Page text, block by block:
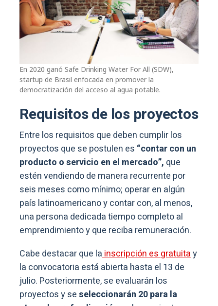
En 2020 ganó Safe Drinking Water For All (SDW),
startup de Brasil enfocada en promover la
democratización del acceso al agua potable.
Requisitos de los proyectos
Entre los requisitos que deben cumplir los
proyectos que se postulen es “contar con un
producto o servicio en el mercado”, que
estén vendiendo de manera recurrente por
seis meses como mínimo; operar en algún
país latinoamericano y contar con, al menos,
una persona dedicada tiempo completo al
emprendimiento y que reciba remuneración.
Cabe destacar que lainscripción es gratuitay
la convocatoria está abierta hasta el 13 de
julio. Posteriormente, se evaluarán los
proyectos y seseleccionarán 20 para la